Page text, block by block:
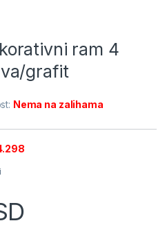
ram 4
grafit
Nema na zalihama